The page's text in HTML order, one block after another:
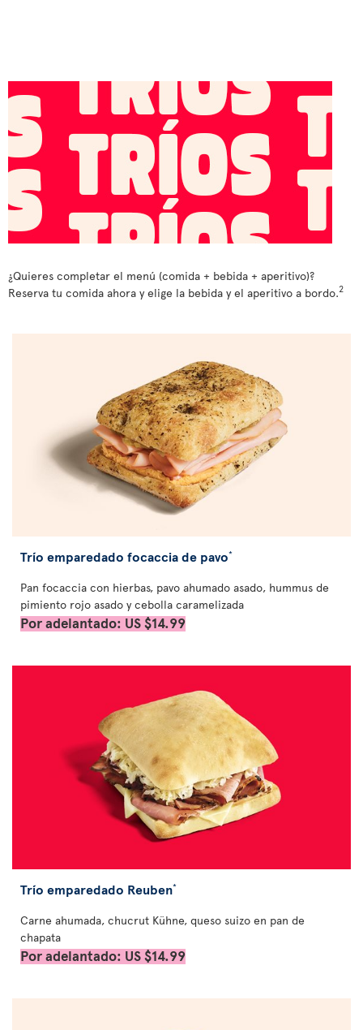
¿Quieres completar el menú (comida + bebida + aperitivo)?
Reserva tu comida ahora y elige la bebida y el aperitivo a bordo.2
Trío emparedado focaccia de pavo*
Pan focaccia con hierbas, pavo ahumado asado, hummus de
pimiento rojo asado y cebolla caramelizada
Por adelantado: US $14.99
Trío emparedado Reuben*
Carne ahumada, chucrut Kühne, queso suizo en pan de
chapata
Por adelantado: US $14.99